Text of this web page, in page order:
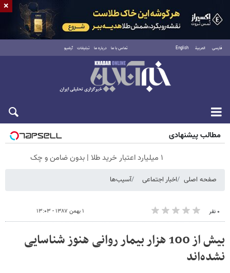
فارسی العربية English تماس با ما درباره ما تبلیغات آرشیو
جمعه ۱۶ مرداد ۱۴۰۵
مطالب پیشنهادی
۱ میلیارد اعتبار خرید طلا | بدون ضامن و چک
صفحه اصلی اخبار اجتماعی آسیب‌ها
۰ نفر ۱ بهمن ۱۳۸۷ - ۱۳:۰۳
بیش از 100 هزار بیمار روانی هنوز شناسایی
نشده‌اند
×